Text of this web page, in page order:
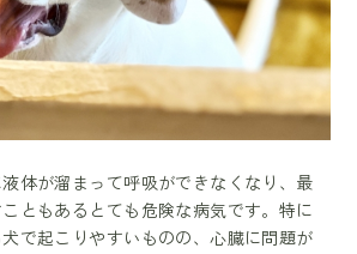
体が溜まって呼吸ができなくなり、最
ともあるとても危険な病気です。特に
で起こりやすいものの、心臓に問題が